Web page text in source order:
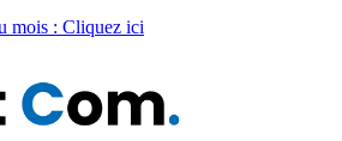
mois : Cliquez ici